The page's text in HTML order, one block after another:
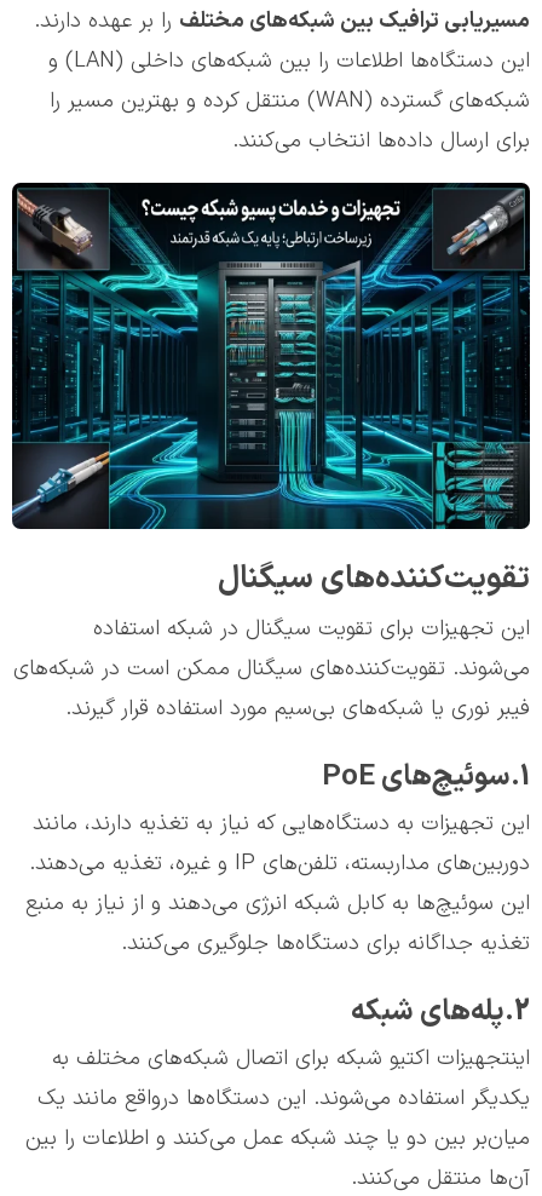
مسیریابی ترافیک بین شبکه‌های مختلف را بر عهده دارند.
این دستگاه‌ها اطلاعات را بین شبکه‌های داخلی (LAN) و
شبکه‌های گسترده (WAN) منتقل کرده و بهترین مسیر را
برای ارسال داده‌ها انتخاب می‌کنند.
تقویت‌کننده‌های سیگنال
این تجهیزات برای تقویت سیگنال در شبکه استفاده
می‌شوند. تقویت‌کننده‌های سیگنال ممکن است در شبکه‌های
فیبر نوری یا شبکه‌های بی‌سیم مورد استفاده قرار گیرند.
1.سوئیچ‌های PoE
این تجهیزات به دستگاه‌هایی که نیاز به تغذیه دارند، مانند
دوربین‌های مداربسته، تلفن‌های IP و غیره، تغذیه می‌دهند.
این سوئیچ‌ها به کابل شبکه انرژی می‌دهند و از نیاز به منبع
تغذیه جداگانه برای دستگاه‌ها جلوگیری می‌کنند.
2.پله‌های شبکه
اینتجهیزات اکتیو شبکه برای اتصال شبکه‌های مختلف به
یکدیگر استفاده می‌شوند. این دستگاه‌ها درواقع مانند یک
میان‌بر بین دو یا چند شبکه عمل می‌کنند و اطلاعات را بین
آن‌ها منتقل می‌کنند.